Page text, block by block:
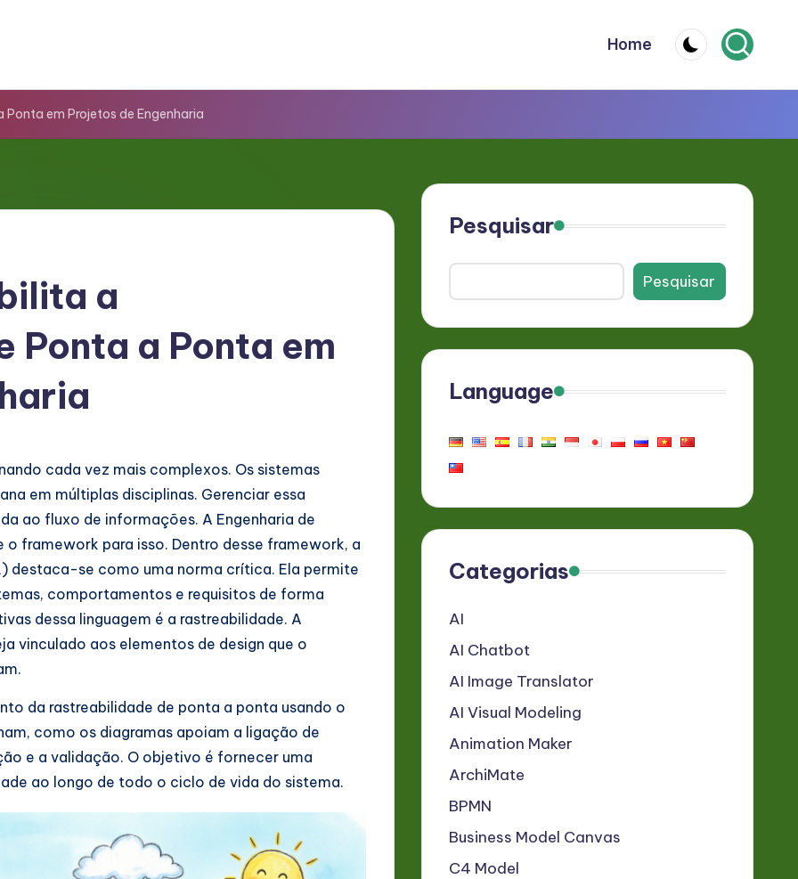
Home
em Projetos de Engenharia
a
Ponta a Ponta em
cada vez mais complexos. Os sistemas
em múltiplas disciplinas. Gerenciar essa
ao fluxo de informações. A Engenharia de
o framework para isso. Dentro desse framework, a
destaca-se como uma norma crítica. Ela permite
comportamentos e requisitos de forma
dessa linguagem é a rastreabilidade. A
vinculado aos elementos de design que o
da rastreabilidade de ponta a ponta usando o
como os diagramas apoiam a ligação de
e a validação. O objetivo é fornecer uma
ao longo de todo o ciclo de vida do sistema.
Pesquisar
Pesquisar
Language
Categorias
AI
AI Chatbot
AI Image Translator
AI Visual Modeling
Animation Maker
ArchiMate
BPMN
Business Model Canvas
C4 Model